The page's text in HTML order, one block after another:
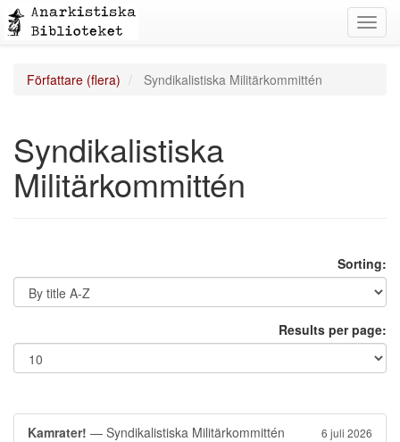
Författare (flera) Syndikalistiska Militärkommittén
Syndikalistiska
Militärkommittén
Sorting:
Results per page:
Kamrater! — Syndikalistiska Militärkommittén 6 juli 2026